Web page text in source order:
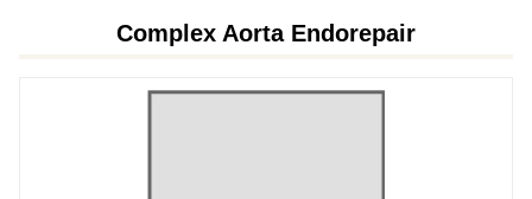
Complex Aorta Endorepair